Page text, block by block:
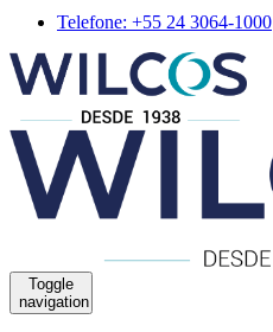
Telefone: +55 24 3064-1000
Toggle
navigation